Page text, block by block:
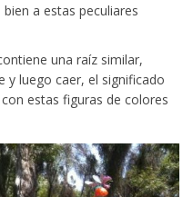
a estas peculiares
una raíz similar,
y luego caer, el significado
estas figuras de colores